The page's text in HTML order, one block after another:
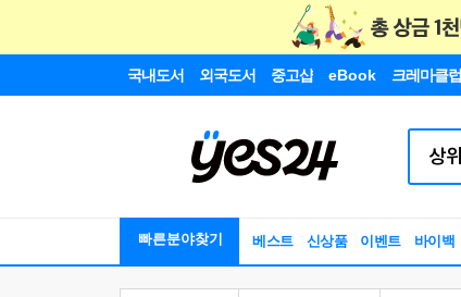
국내도서 외국도서 중고샵 eBook 크레마클럽
빠른분야찾기 베스트 신상품 이벤트 바이백